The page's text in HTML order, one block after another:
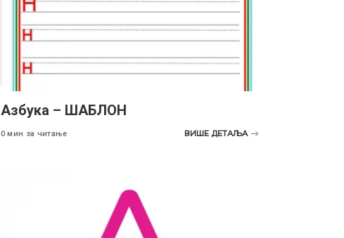
Aзбука – ШАБЛОН
0 мин за читање ВИШЕ ДЕТАЉА